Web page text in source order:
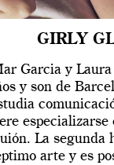
GIRLY
Garcia y
y son de
La segunda
arte y es